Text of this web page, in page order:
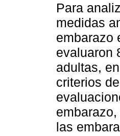
Para
medidas
embarazo
evaluaron
adultas,
criterios
las